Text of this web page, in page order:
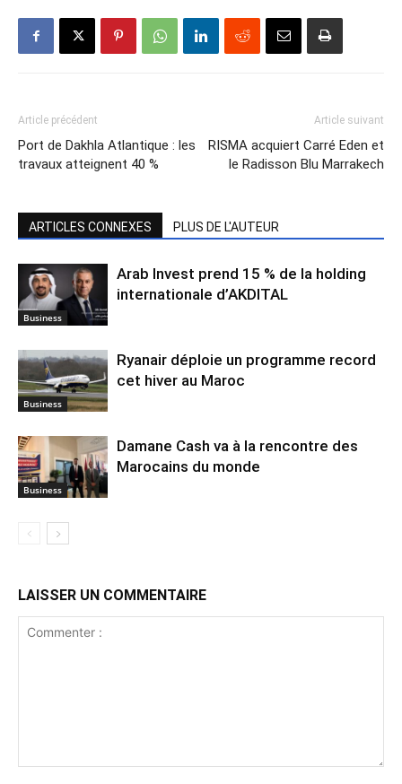
Article précédent
Port de Dakhla Atlantique : les
travaux atteignent 40 %
Article suivant
RISMA acquiert Carré Eden et
le Radisson Blu Marrakech
ARTICLES CONNEXES PLUS DE L'AUTEUR
Business
Arab Invest prend 15 % de la holding
internationale d’AKDITAL
Business
Ryanair déploie un programme record
cet hiver au Maroc
Business
Damane Cash va à la rencontre des
Marocains du monde
LAISSER UN COMMENTAIRE